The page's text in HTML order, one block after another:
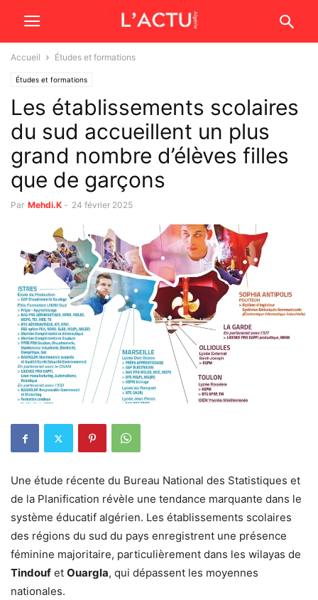
Accueil Études et formations
Études et formations
Les établissements scolaires
du sud accueillent un plus
grand nombre d’élèves filles
que de garçons
Par Mehdi.K - 24 février 2025
Une étude récente du Bureau National des Statistiques et
de la Planification révèle une tendance marquante dans le
système éducatif algérien. Les établissements scolaires
des régions du sud du pays enregistrent une présence
féminine majoritaire, particulièrement dans les wilayas de
Tindouf et Ouargla, qui dépassent les moyennes
nationales.